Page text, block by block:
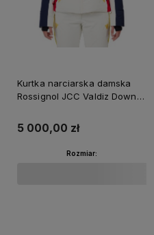
Kurtka narciarska damska
Rossignol JCC Valdiz Down
5 000,00 zł
Rozmiar: